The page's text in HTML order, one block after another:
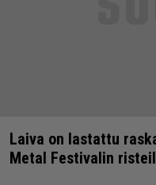
Laiva on lastattu
Metal Festivalin